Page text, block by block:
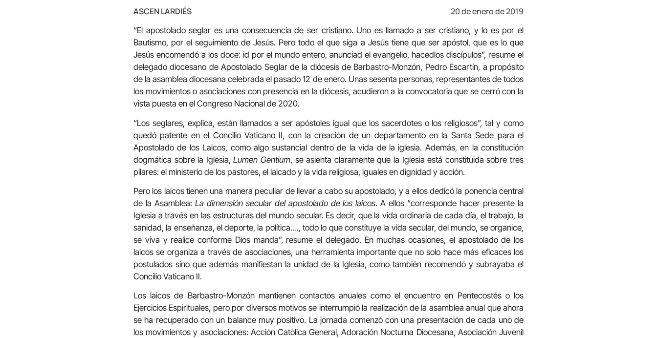
ASCEN LARDIÉS 20 de enero de 2019
“El apostolado seglar es una consecuencia de ser cristiano. Uno es llamado a ser cristiano, y lo es por el
Bautismo, por el seguimiento de Jesús. Pero todo el que siga a Jesús tiene que ser apóstol, que es lo que
Jesús encomendó a los doce: id por el mundo entero, anunciad el evangelio, hacedlos discípulos”, resume el
delegado diocesano de Apostolado Seglar de la diócesis de Barbastro-Monzón, Pedro Escartín, a propósito
de la asamblea diocesana celebrada el pasado 12 de enero. Unas sesenta personas, representantes de todos
los movimientos o asociaciones con presencia en la diócesis, acudieron a la convocatoria que se cerró con la
vista puesta en el Congreso Nacional de 2020.
“Los seglares, explica, están llamados a ser apóstoles igual que los sacerdotes o los religiosos”, tal y como
quedó patente en el Concilio Vaticano II, con la creación de un departamento en la Santa Sede para el
Apostolado de los Laicos, como algo sustancial dentro de la vida de la iglesia. Además, en la constitución
dogmática sobre la Iglesia,Lumen Gentium, se asienta claramente que la Iglesia está constituida sobre tres
pilares: el ministerio de los pastores, el laicado y la vida religiosa, iguales en dignidad y acción.
Pero los laicos tienen una manera peculiar de llevar a cabo su apostolado, y a ellos dedicó la ponencia central
de la Asamblea: La dimensión secular del apostolado de los laicos. A ellos “corresponde hacer presente la
Iglesia a través en las estructuras del mundo secular. Es decir, que la vida ordinaria de cada día, el trabajo, la
sanidad, la enseñanza, el deporte, la política…., todo lo que constituye la vida secular, del mundo, se organice,
se viva y realice conforme Dios manda”, resume el delegado. En muchas ocasiones, el apostolado de los
laicos se organiza a través de asociaciones, una herramienta importante que no solo hace más eficaces los
postulados sino que además manifiestan la unidad de la Iglesia, como también recomendó y subrayaba el
Concilio Vaticano II.
Los laicos de Barbastro-Monzón mantienen contactos anuales como el encuentro en Pentecostés o los
Ejercicios Espirituales, pero por diversos motivos se interrumpió la realización de la asamblea anual que ahora
se ha recuperado con un balance muy positivo. La jornada comenzó con una presentación de cada uno de
los movimientos y asociaciones: Acción Católica General, Adoración Nocturna Diocesana, Asociación Juvenil